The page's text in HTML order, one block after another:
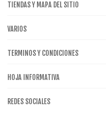
TIENDAS Y MAPA DEL SITIO
VARIOS
TERMINOS Y CONDICIONES
HOJA INFORMATIVA
REDES SOCIALES